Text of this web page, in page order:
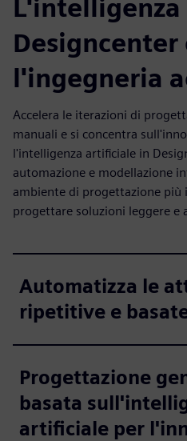
Designcenter
l'ingegneria
Accelera le iterazioni di
manuali e si concentra
l'intelligenza artificiale in
automazione e modellazione
ambiente di progettazione
progettare soluzioni leggere e
Automatizza le
ripetitive e
Progettazione
basata
artificiale per